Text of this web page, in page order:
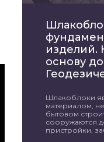
изделий.
основу
Шлакоблоки
материалом,
бытовом
сооружаются
пристройки,